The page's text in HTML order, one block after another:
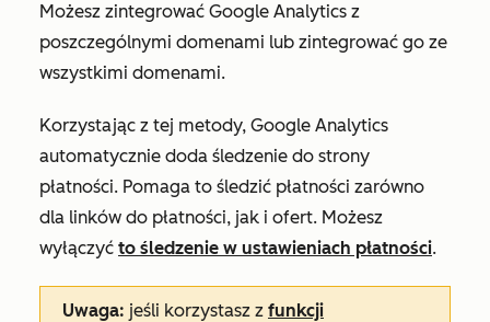
Możesz zintegrować Google Analytics z
poszczególnymi domenami lub zintegrować go ze
wszystkimi domenami.
Korzystając z tej metody, Google Analytics
automatycznie doda śledzenie do strony
płatności. Pomaga to śledzić płatności zarówno
dla linków do płatności, jak i ofert. Możesz
wyłączyć to śledzenie w ustawieniach płatności.
Uwaga: jeśli korzystasz z funkcji